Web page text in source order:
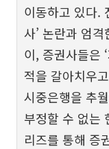
이동하고 있다.
사’ 논란과 엄
이, 증권사들은
적을 갈아치우
시중은행을 추
부정할 수 없는
리즈를 통해 증